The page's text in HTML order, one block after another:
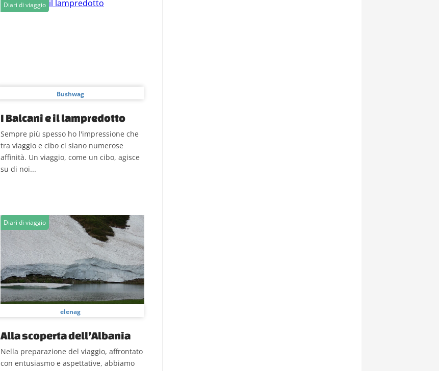
Diari di viaggio
Bushwag
I Balcani e il lampredotto
Sempre più spesso ho l'impressione che
tra viaggio e cibo ci siano numerose
affinità. Un viaggio, come un cibo, agisce
su di noi...
Diari di viaggio
elenag
Alla scoperta dell’Albania
Nella preparazione del viaggio, affrontato
con entusiasmo e aspettative, abbiamo